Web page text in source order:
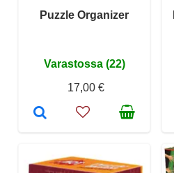
Puzzle Organizer
Varastossa (22)
17,00 €